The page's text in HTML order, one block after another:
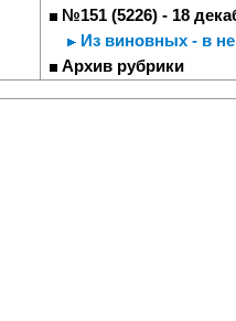
№151 (5226) - 18
Из виновных - в
Архив рубрики